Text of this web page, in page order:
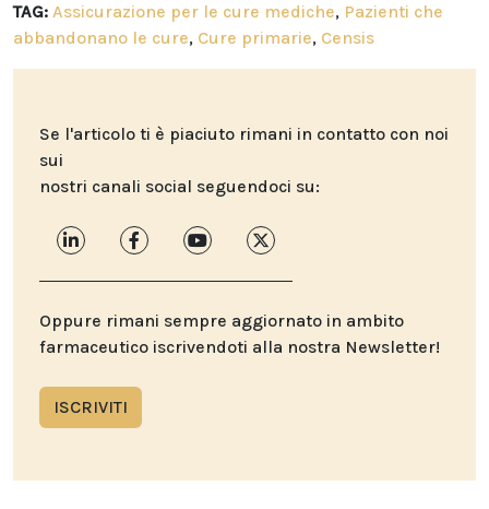
TAG: Assicurazione per le cure mediche, Pazienti che
abbandonano le cure, Cure primarie, Censis
Se l'articolo ti è piaciuto rimani in contatto con noi
sui
nostri canali social seguendoci su:
Oppure rimani sempre aggiornato in ambito
farmaceutico iscrivendoti alla nostra Newsletter!
ISCRIVITI